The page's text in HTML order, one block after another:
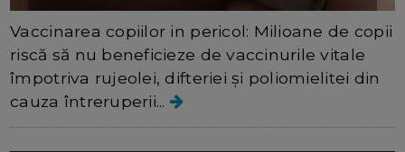
Vaccinarea copiilor in pericol: Milioane de copii
riscă să nu beneficieze de vaccinurile vitale
împotriva rujeolei, difteriei și poliomielitei din
cauza întreruperii...